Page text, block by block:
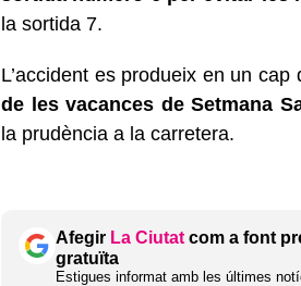
la sortida 7.
L’accident es produeix en un
de les vacances de Setmana
la prudència a la carretera.
Afegir La Ciutat com a font
gratuïta
Estigues informat amb les últimes